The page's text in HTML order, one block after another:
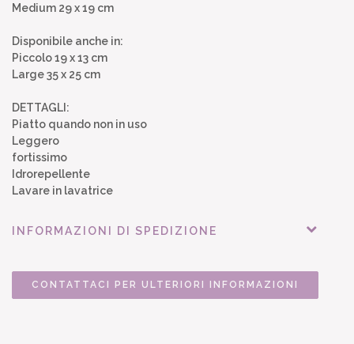
Medium 29 x 19 cm
Disponibile anche in:
Piccolo 19 x 13 cm
Large 35 x 25 cm
DETTAGLI:
Piatto quando non in uso
Leggero
fortissimo
Idrorepellente
Lavare in lavatrice
INFORMAZIONI DI SPEDIZIONE
CONTATTACI PER ULTERIORI INFORMAZIONI